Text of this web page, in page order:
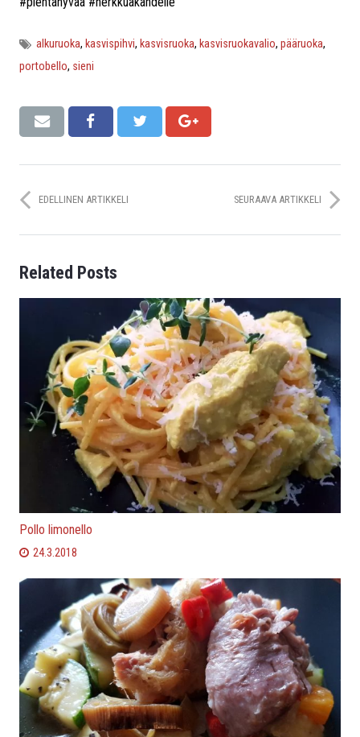
alkuruoka, kasvispihvi, kasvisruoka, kasvisruokavalio,pääruoka,
portobello, sieni
EDELLINEN ARTIKKELI SEURAAVA ARTIKKELI
Related Posts
Pollo limonello
24.3.2018